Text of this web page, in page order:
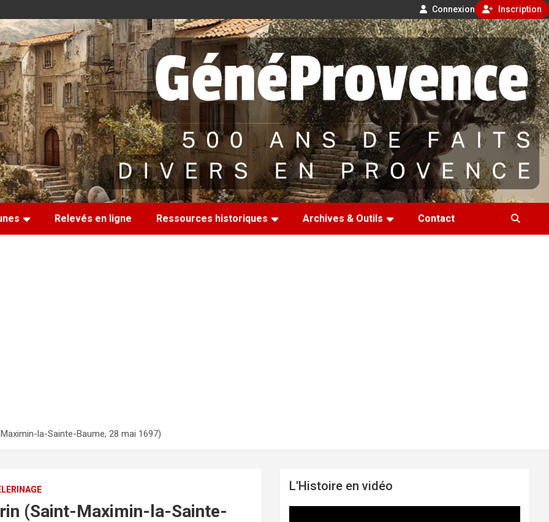
Connexion Inscription
Relevés en ligne Ressources historiques Archives & Outils Contact
la-Sainte-Baume, 28 mai 1697)
(Saint-Maximin-la-Sainte-
L'Histoire en vidéo